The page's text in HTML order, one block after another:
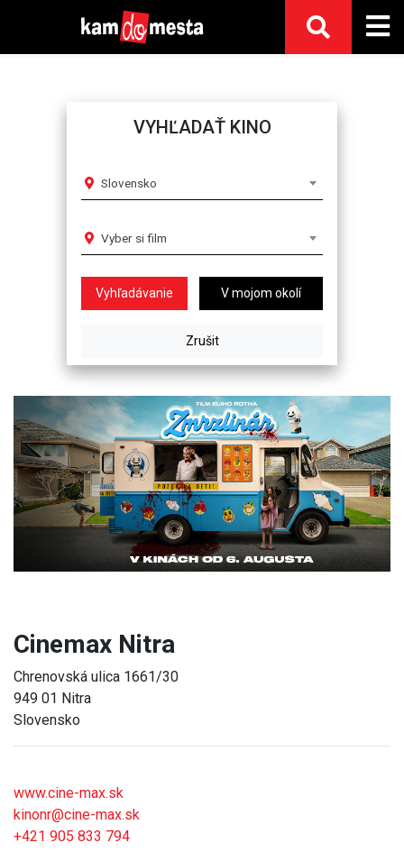
VYHĽADAŤ KINO
Slovensko
Vyber si film
V mojom okolí
Previous Next
Cinemax Nitra
Chrenovská ulica 1661/30
949 01 Nitra
Slovensko
www.cine-max.sk
kinonr@cine-max.sk
+421 905 833 794